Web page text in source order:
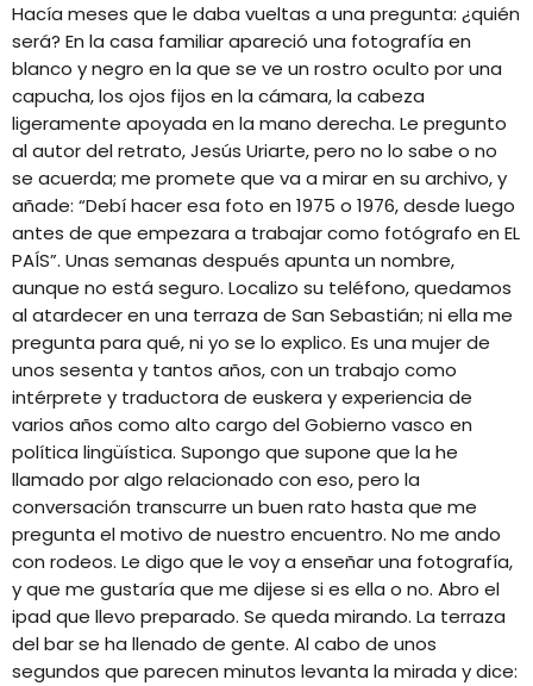
NUESTRAS FRECUENCIAS
EQUIPO
NOTICIAS
CONTACTO
Hacía meses que le daba vueltas a una pregunta: ¿quién
será? En la casa familiar apareció una fotografía en
blanco y negro en la que se ve un rostro oculto por una
capucha, los ojos fijos en la cámara, la cabeza
ligeramente apoyada en la mano derecha. Le pregunto
al autor del retrato, Jesús Uriarte, pero no lo sabe o no
se acuerda; me promete que va a mirar en su archivo, y
añade: “Debí hacer esa foto en 1975 o 1976, desde luego
antes de que empezara a trabajar como fotógrafo en EL
PAÍS”. Unas semanas después apunta un nombre,
aunque no está seguro. Localizo su teléfono, quedamos
al atardecer en una terraza de San Sebastián; ni ella me
pregunta para qué, ni yo se lo explico. Es una mujer de
unos sesenta y tantos años, con un trabajo como
intérprete y traductora de euskera y experiencia de
varios años como alto cargo del Gobierno vasco en
política lingüística. Supongo que supone que la he
llamado por algo relacionado con eso, pero la
conversación transcurre un buen rato hasta que me
pregunta el motivo de nuestro encuentro. No me ando
con rodeos. Le digo que le voy a enseñar una fotografía,
y que me gustaría que me dijese si es ella o no. Abro el
ipad que llevo preparado. Se queda mirando. La terraza
del bar se ha llenado de gente. Al cabo de unos
segundos que parecen minutos levanta la mirada y dice: